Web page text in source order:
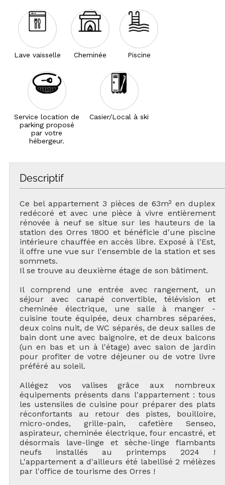
Lave vaisselle Cheminée Piscine
Service location de
parking proposé
par votre
hébergeur.
Casier/Local à ski
Descriptif
Ce bel appartement 3 pièces de 63m² en duplex
redécoré et avec une pièce à vivre entièrement
rénovée à neuf se situe sur les hauteurs de la
station des Orres 1800 et bénéficie d'une piscine
intérieure chauffée en accès libre. Exposé à l'Est,
il offre une vue sur l'ensemble de la station et ses
sommets.
Il se trouve au deuxième étage de son bâtiment.
Il comprend une entrée avec rangement, un
séjour avec canapé convertible, télévision et
cheminée électrique, une salle à manger -
cuisine toute équipée, deux chambres séparées,
deux coins nuit, de WC séparés, de deux salles de
bain dont une avec baignoire, et de deux balcons
(un en bas et un à l'étage) avec salon de jardin
pour profiter de votre déjeuner ou de votre livre
préféré au soleil.
Allégez vos valises grâce aux nombreux
équipements présents dans l'appartement : tous
les ustensiles de cuisine pour préparer des plats
réconfortants au retour des pistes, bouilloire,
micro-ondes, grille-pain, cafetière Senseo,
aspirateur, cheminée électrique, four encastré, et
désormais lave-linge et sèche-linge flambants
neufs installés au printemps 2024 !
L'appartement a d'ailleurs été labellisé 2 mélèzes
par l'office de tourisme des Orres !